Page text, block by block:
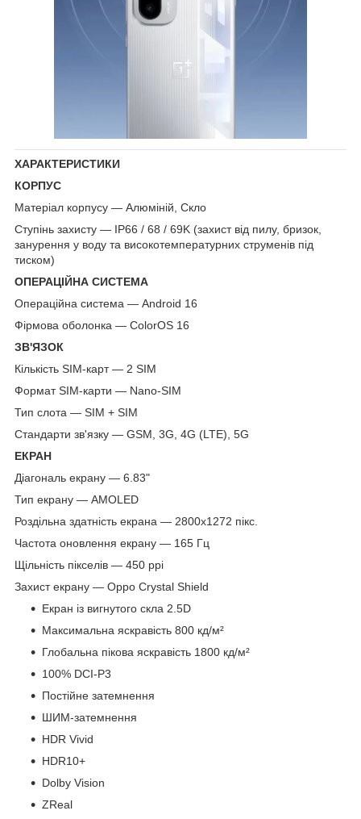
ХАРАКТЕРИСТИКИ
КОРПУС
Матеріал корпусу — Алюміній, Скло
Ступінь захисту — IP66 / 68 / 69K (захист від пилу, бризок,
занурення у воду та високотемпературних струменів під
тиском)
ОПЕРАЦІЙНА СИСТЕМА
Операційна система — Android 16
Фірмова оболонка — ColorOS 16
ЗВ'ЯЗОК
Кількість SIM-карт — 2 SIM
Формат SIM-карти — Nano-SIM
Тип слота — SIM + SIM
Стандарти зв'язку — GSM, 3G, 4G (LTE), 5G
ЕКРАН
Діагональ екрану — 6.83"
Тип екрану — AMOLED
Роздільна здатність екрана — 2800x1272 пікс.
Частота оновлення екрану — 165 Гц
Щільність пікселів — 450 ppi
Захист екрану — Oppo Crystal Shield
Екран із вигнутого скла 2.5D
Максимальна яскравість 800 кд/м²
Глобальна пікова яскравість 1800 кд/м²
100% DCI-P3
Постійне затемнення
ШИМ-затемнення
HDR Vivid
HDR10+
Dolby Vision
ZReal